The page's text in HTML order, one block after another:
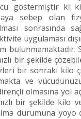
göstermiştir ki
sebep olan
sonrasında
uygulaması
bulunmamaktadır.
bir şekilde
bir sonraki kilo
ve
olmasına yol
bir şekilde kilo
durumuna yoyo